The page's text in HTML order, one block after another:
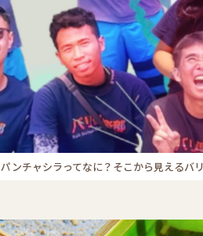
パンチャシラってなに？そこから見えるバ